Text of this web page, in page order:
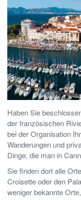
Haben Sie
der französischen
bei der Organisation
Wanderungen und
Dinge, die man in
Sie finden dort alle
Croisette oder den
weniger bekannte